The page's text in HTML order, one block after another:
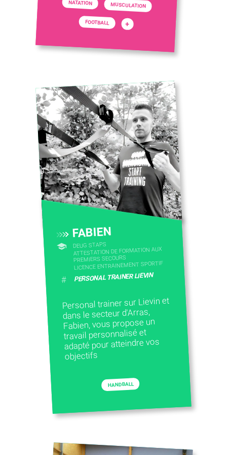
NATATION MUSCULATION
FOOTBALL +
FABIEN
DEUG STAPS
ATTESTATION DE FORMATION AUX
PREMIERS SECOURS
LICENCE ENTRAINEMENT SPORTIF
# PERSONAL TRAINER LIEVIN
Personal trainer sur Lievin et
dans le secteur d'Arras,
Fabien, vous propose un
travail personnalisé et
adapté pour atteindre vos
objectifs
HANDBALL